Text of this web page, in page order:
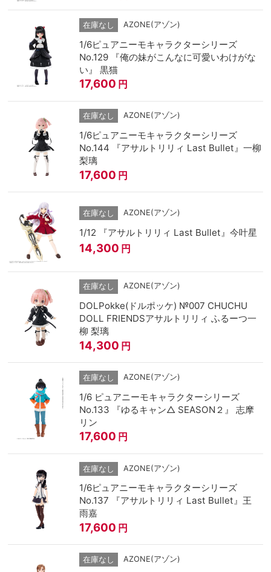
在庫なし AZONE(アゾン)
1/6ピュアニーモキャラクターシリーズ
No.129 『俺の妹がこんなに可愛いわけがな
い』 黒猫
17,600 円
在庫なし AZONE(アゾン)
1/6ピュアニーモキャラクターシリーズ
No.144 『アサルトリリィ Last Bullet』一柳
梨璃
17,600 円
在庫なし AZONE(アゾン)
1/12 『アサルトリリィ Last Bullet』今叶星
14,300 円
在庫なし AZONE(アゾン)
DOLPokke(ドルポッケ) №007 CHUCHU
DOLL FRIENDSアサルトリリィ ふるーつ一
柳 梨璃
14,300 円
在庫なし AZONE(アゾン)
1/6 ピュアニーモキャラクターシリーズ
No.133 『ゆるキャン△ SEASON２』 志摩
リン
17,600 円
在庫なし AZONE(アゾン)
1/6ピュアニーモキャラクターシリーズ
No.137 『アサルトリリィ Last Bullet』王
雨嘉
17,600 円
在庫なし AZONE(アゾン)